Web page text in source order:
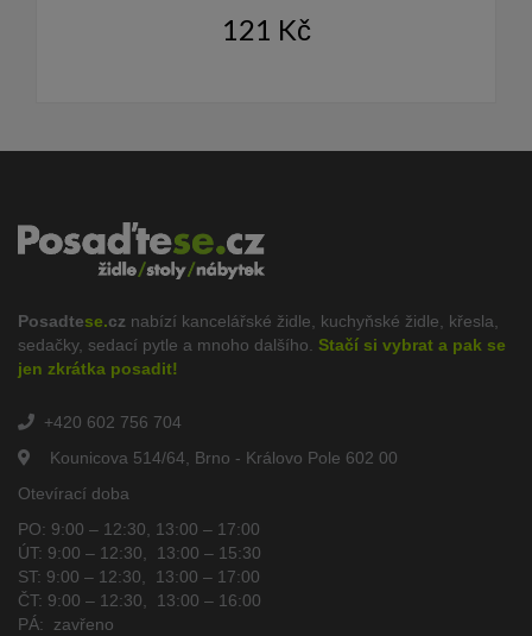
121 Kč
Posadtese.cz nabízí kancelářské židle, kuchyňské židle, křesla,
sedačky, sedací pytle a mnoho dalšího. Stačí si vybrat a pak se
jen zkrátka posadit!
+420 602 756 704
Kounicova 514/64, Brno - Královo Pole 602 00
Otevírací doba
PO: 9:00 – 12:30, 13:00 – 17:00
ÚT: 9:00 – 12:30, 13:00 – 15:30
ST: 9:00 – 12:30, 13:00 – 17:00
ČT: 9:00 – 12:30, 13:00 – 16:00
PÁ: zavřeno